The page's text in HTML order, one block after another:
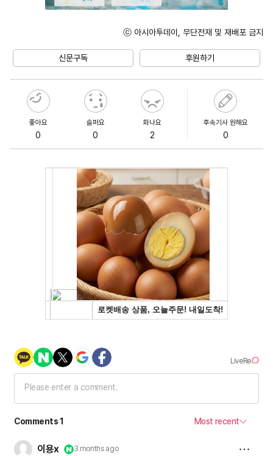
ⓒ 아시아투데이, 무단전재 및 재배포 금지
신문구독 후원하기
좋아요
0
슬퍼요
0
화나요
2
후속기사 원해요
0